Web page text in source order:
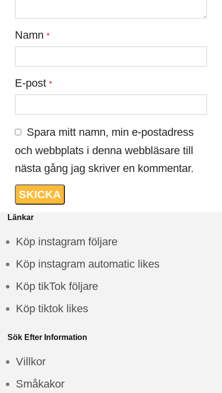
Namn *
E-post *
Spara mitt namn, min e-postadress
och webbplats i denna webbläsare till
nästa gång jag skriver en kommentar.
Länkar
Köp instagram följare
Köp instagram automatic likes
Köp tikTok följare
Köp tiktok likes
Sök Efter Information
Villkor
Småkakor